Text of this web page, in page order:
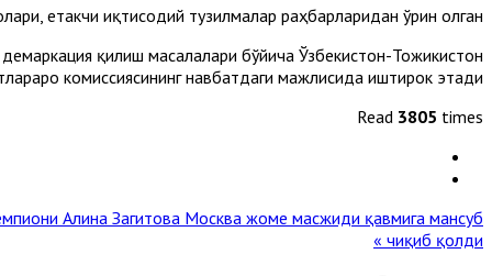
етакчи иқтисодий тузилмалар раҳбарларидан ўрин олган.
қилиш масалалари бўйича Ўзбекистон-Тожикистон
комиссиясининг навбатдаги мажлисида иштирок этади.
Read 3805 times
Алина Загитова Москва жоме масжиди қавмига мансуб
чиқиб қолди »